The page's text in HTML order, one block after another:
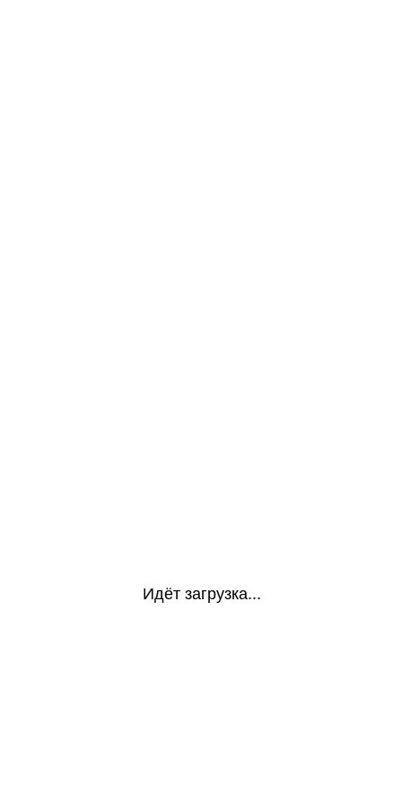
Идёт загрузка...